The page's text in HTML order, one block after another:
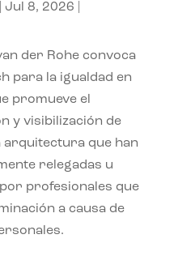
Jul 8, 2026
der Rohe convoca
para la igualdad en
promueve el
y visibilización de
arquitectura que han
relegadas u
profesionales que
a causa de